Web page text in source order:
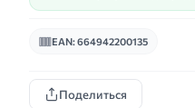
EAN: 664942200135
Поделиться